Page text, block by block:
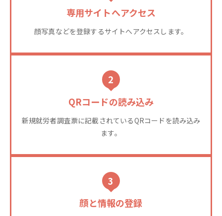
専用サイトへアクセス
顔写真などを登録するサイトへアクセスします。
2
QRコードの読み込み
新規就労者調査票に記載されているQRコードを読み込み
ます。
3
顔と情報の登録